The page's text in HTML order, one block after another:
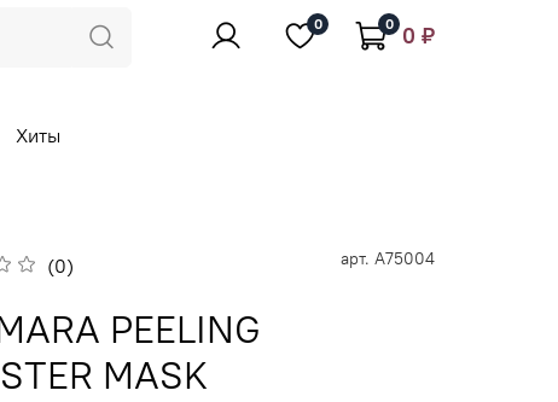
0 0 0 ₽
Хиты
(0) арт. А75004
PEELING
MASK